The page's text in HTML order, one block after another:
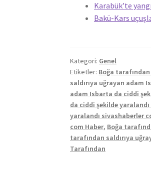
Karabük’te
Bakü-Kars
Kategori: Genel
Etiketler: Boğa
saldırıya uğrayan adam
adam Isbarta da ciddi
da ciddi şekilde
yaralandı sivashaberler
com Haber, Boğa
tarafından saldırıya
Tarafından